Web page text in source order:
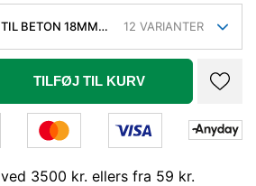
BETON 18MM-
12 VARIANTER
TILFØJ TIL KURV
3500 kr. ellers fra 59 kr.